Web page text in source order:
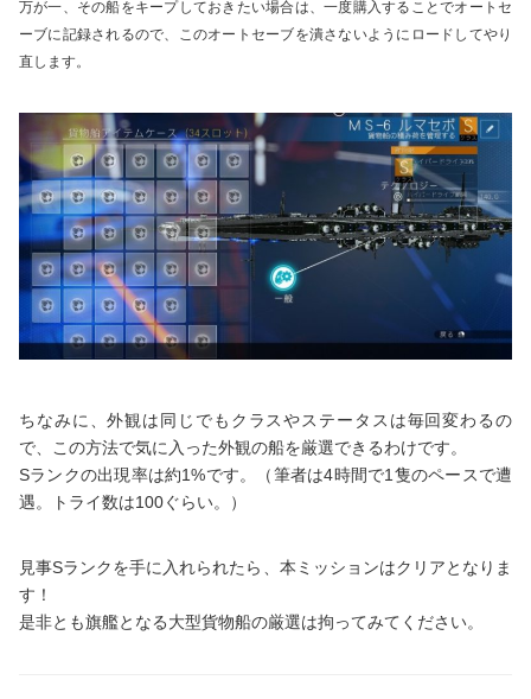
万が一、その船をキープしておきたい場合は、一度購入することでオートセ
ーブに記録されるので、このオートセーブを潰さないようにロードしてやり
直します。
ちなみに、外観は同じでもクラスやステータスは毎回変わるの
で、この方法で気に入った外観の船を厳選できるわけです。
Sランクの出現率は約1%です。（筆者は4時間で1隻のペースで遭
遇。トライ数は100ぐらい。）
見事Sランクを手に入れられたら、本ミッションはクリアとなりま
す！
是非とも旗艦となる大型貨物船の厳選は拘ってみてください。